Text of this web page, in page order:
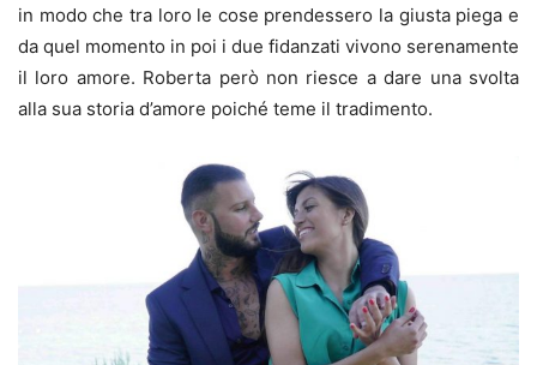
in modo che tra loro le cose prendessero la giusta piega e
da quel momento in poi i due fidanzati vivono serenamente
il loro amore. Roberta però non riesce a dare una svolta
alla sua storia d’amore poiché teme il tradimento.